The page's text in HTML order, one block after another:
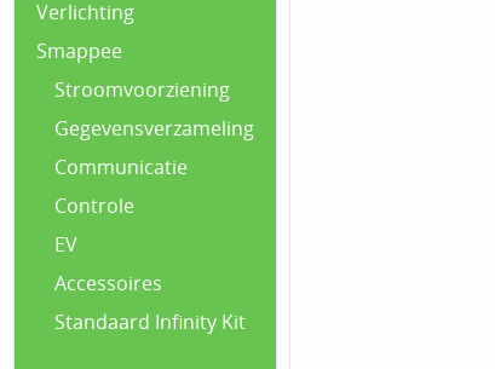
Verlichting
Smappee
Stroomvoorziening
Gegevensverzameling
Communicatie
Controle
EV
Accessoires
Standaard Infinity Kit